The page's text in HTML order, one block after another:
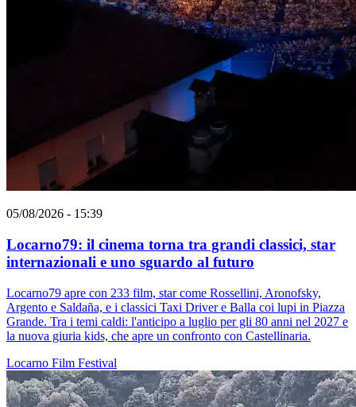
05/08/2026 - 15:39
Locarno79: il cinema torna tra grandi classici, star
internazionali e uno sguardo al futuro
Locarno79 apre con 233 film, star come Rossellini, Aronofsky,
Argento e Saldaña, e i classici Taxi Driver e Balla coi lupi in Piazza
Grande. Tra i temi caldi: l'anticipo a luglio per gli 80 anni nel 2027 e
la nuova giuria kids, che apre un confronto con Castellinaria.
Locarno Film Festival